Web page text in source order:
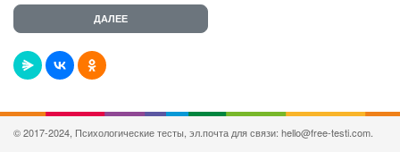
© 2017-2024, Психологические тесты, эл.почта для связи: hello@free-testi.com.